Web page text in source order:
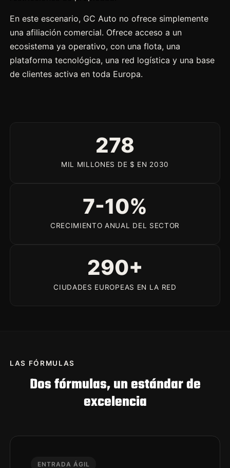
En este escenario, GC Auto no ofrece simplemente
una afiliación comercial. Ofrece acceso a un
ecosistema ya operativo, con una flota, una
plataforma tecnológica, una red logística y una base
de clientes activa en toda Europa.
278
MIL MILLONES DE $ EN 2030
7-10%
CRECIMIENTO ANUAL DEL SECTOR
290+
CIUDADES EUROPEAS EN LA RED
LAS FÓRMULAS
Dos fórmulas, un estándar de
excelencia
ENTRADA ÁGIL